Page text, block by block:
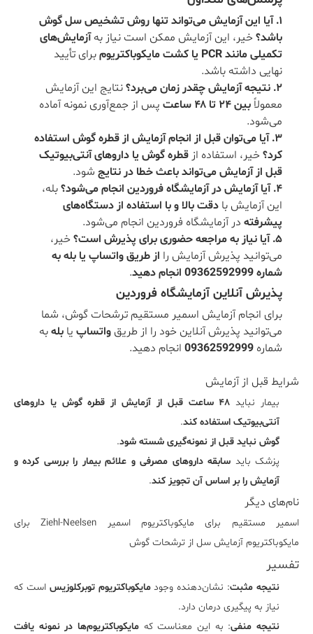
۱. آیا این آزمایش می‌تواند تنها روش تشخیص سل گوش
باشد؟خیر، این آزمایش ممکن است نیاز بهآزمایش‌های
تکمیلی مانند PCR یا کشت مایکوباکتریوم
برای تأیید
نهایی داشته باشد.
۲. نتیجه آزمایش چقدر زمان می‌برد؟
نتایج این آزمایش
معمولاًبین ۲۴ تا ۴۸ ساعت
پس از جمع‌آوری نمونه آماده
می‌شود.
۳. آیا می‌توان قبل از انجام آزمایش از قطره گوش استفاده
کرد؟خیر، استفاده از قطره گوش یا داروهای آنتی‌بیوتیک
قبل از آزمایش می‌تواند باعث خطا در نتایج شود.
۴. آیا آزمایش در آزمایشگاه فروردین انجام می‌شود؟
بله،
این آزمایش با دقت بالا و با استفاده از دستگاه‌های
پیشرفته در آزمایشگاه فروردین انجام می‌شود.
۵. آیا نیاز به مراجعه حضوری برای پذیرش است؟
خیر،
می‌توانید پذیرش آزمایش را از طریق واتساپ یا بله به
شماره 09362592999 انجام دهید
.
پذیرش آنلاین آزمایشگاه فروردین
برای انجام آزمایش اسمیر مستقیم ترشحات گوش، شما
می‌توانید پذیرش آنلاین خود را از طریق واتساپ یا بلهبه
شماره 09362592999 انجام دهید.
شرایط قبل از آزمایش
بیمار نباید
۴۸ ساعت قبل از آزمایش از قطره گوش یا داروهای
آنتی‌بیوتیک استفاده کند.
گوش نباید قبل از نمونه‌گیری شسته شود.
پزشک باید سابقه داروهای مصرفی و علائم بیمار را بررسی کرده و
آزمایش را بر اساس آن تجویز کند.
نام‌های دیگر
اسمیر مستقیم برای مایکوباکتریوم اسمیر Ziehl-Neelsen برای
مایکوباکتریوم آزمایش سل از ترشحات گوش
تفسیر
نتیجه مثبت: نشان‌دهنده وجودمایکوباکتریوم توبرکلوزیس است که
نیاز به پیگیری درمان دارد.
نتیجه منفی: به این معناست که مایکوباکتریوم‌ها در نمونه یافت